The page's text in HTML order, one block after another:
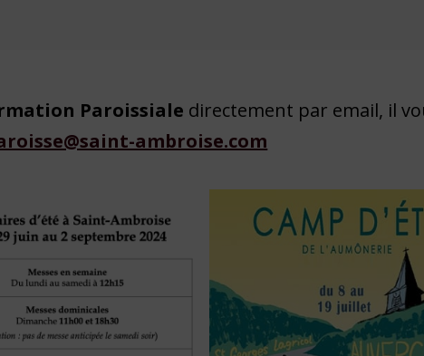
Paroissiale directement par email, il
ambroise.com